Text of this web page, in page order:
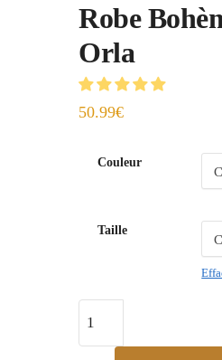
Robe
Orla
50.99€
Couleur
Taille